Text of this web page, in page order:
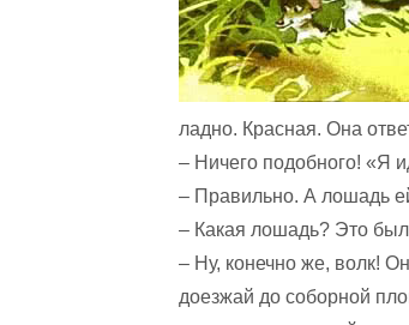
ладно. Красная. Она
– Ничего подобного! «Я
– Правильно. А лошадь
– Какая лошадь? Это был
– Ну, конечно же, волк!
доезжай до соборной